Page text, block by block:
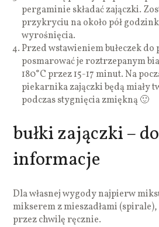
pergaminie składać zajączki.
przykryciu na około pół
wyrośnięcia.
Przed wstawieniem bułeczek
posmarować je roztrzepanym
180°C przez 15-17 minut. Na
piekarnika zajączki będą miały
podczas stygnięcia zmiękną 🙂
bułki zajączki –
informacje
Dla własnej wygody najpierw
mikserem z mieszadłami
przez chwilę ręcznie.